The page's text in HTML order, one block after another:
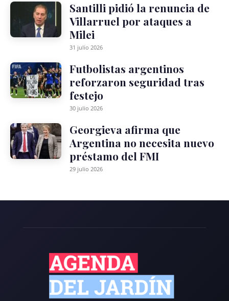
Santilli pidió la renuncia de
Villarruel por ataques a
Milei
31 julio 2026
Futbolistas argentinos
reforzaron seguridad tras
festejo
30 julio 2026
Georgieva afirma que
Argentina no necesita nuevo
préstamo del FMI
29 julio 2026